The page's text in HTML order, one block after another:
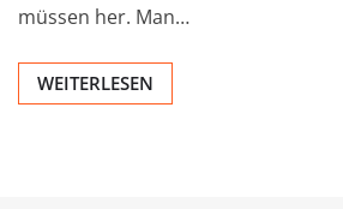
müssen her. Man…
WEITERLESEN